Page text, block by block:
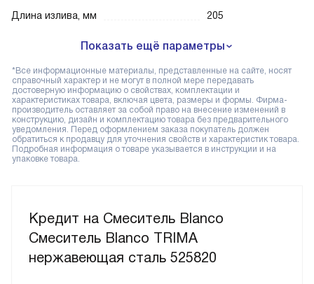
Кредит на Смеситель Blanco
Смеситель Blanco TRIMA
нержавеющая сталь 525820
Длина излива, мм
205
Показать ещё параметры
*Все информационные материалы, представленные на сайте, носят
справочный характер и не могут в полной мере передавать
достоверную информацию о свойствах, комплектации и
характеристиках товара, включая цвета, размеры и формы. Фирма-
производитель оставляет за собой право на внесение изменений в
конструкцию, дизайн и комплектацию товара без предварительного
уведомления. Перед оформлением заказа покупатель должен
обратиться к продавцу для уточнения свойств и характеристик товара.
Подробная информация о товаре указывается в инструкции и на
упаковке товара.